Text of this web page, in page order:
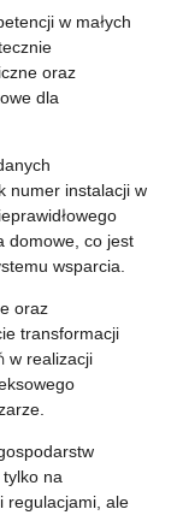
w małych
oraz
dla
numer instalacji w
domowe, co jest
wsparcia.
oraz
transformacji
w realizacji
na
regulacjami, ale